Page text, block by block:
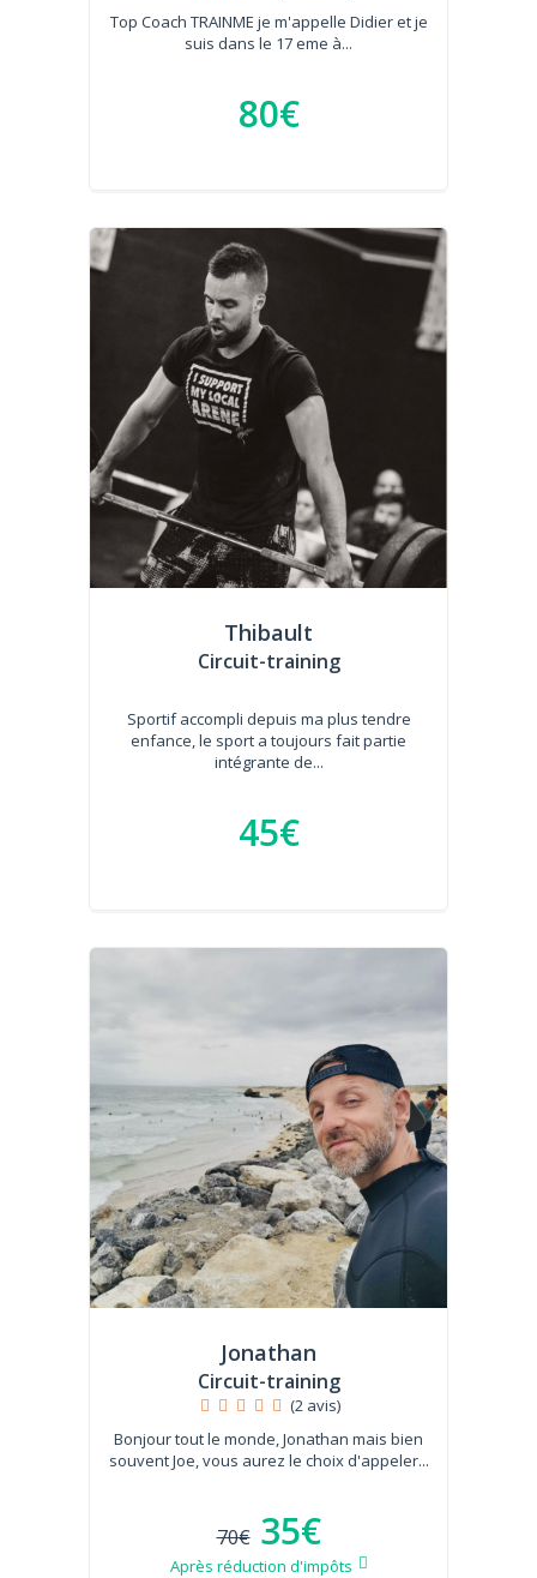
Top Coach TRAINME je m'appelle Didier et je
suis dans le 17 eme à...
80€
Thibault
Circuit-training
Sportif accompli depuis ma plus tendre
enfance, le sport a toujours fait partie
intégrante de...
45€
Jonathan
Circuit-training
(2 avis)
Bonjour tout le monde, Jonathan mais bien
souvent Joe, vous aurez le choix d'appeler...
70€ 35€
Après réduction d'impôts